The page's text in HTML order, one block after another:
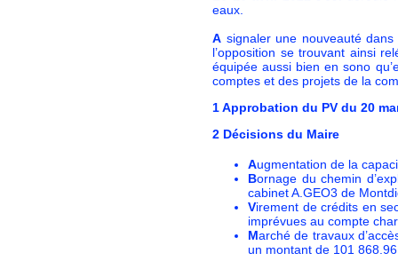
eaux.
A signaler une nouveauté
l’opposition se trouvant ainsi
équipée aussi bien en sono
comptes et des projets de la
1Approbation du PV du 20
2 Décisions du Maire
Augmentation de la
Bornage du chemin
cabinet A.GEO3 de
Virement de crédits en
imprévues au compte
Marché de travaux
un montant de 101